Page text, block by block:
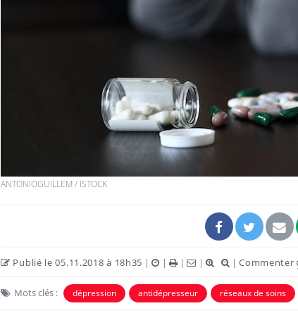
ANTONIOGUILLEM / ISTOCK
Publié le 05.11.2018 à 18h35 | | | | |Commenter
Mots clés : dépression antidépresseur réseaux de soins